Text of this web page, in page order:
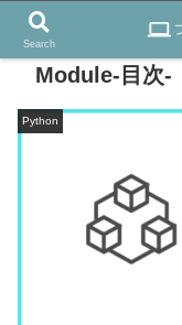
Module-目次-
Python
Search